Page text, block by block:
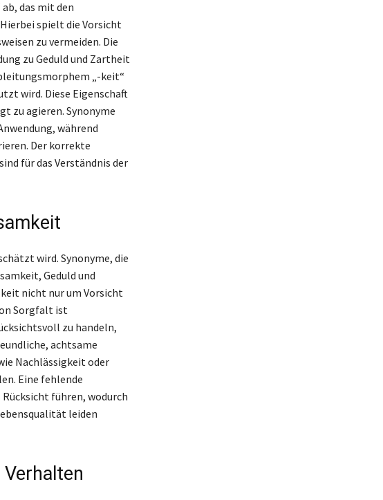
das mit den
spielt die Vorsicht
zu vermeiden. Die
zu Geduld und Zartheit
„-keit“
wird. Diese Eigenschaft
zu agieren. Synonyme
während
Der korrekte
für das Verständnis der
wird. Synonyme, die
Geduld und
nicht nur um Vorsicht
Sorgfalt ist
zu handeln,
achtsame
Nachlässigkeit oder
Eine fehlende
führen, wodurch
leiden